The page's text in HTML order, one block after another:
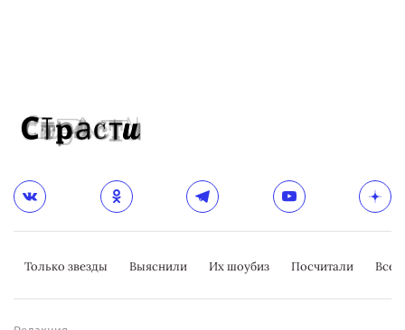
Только звезды Выяснили Их шоубиз Посчитали